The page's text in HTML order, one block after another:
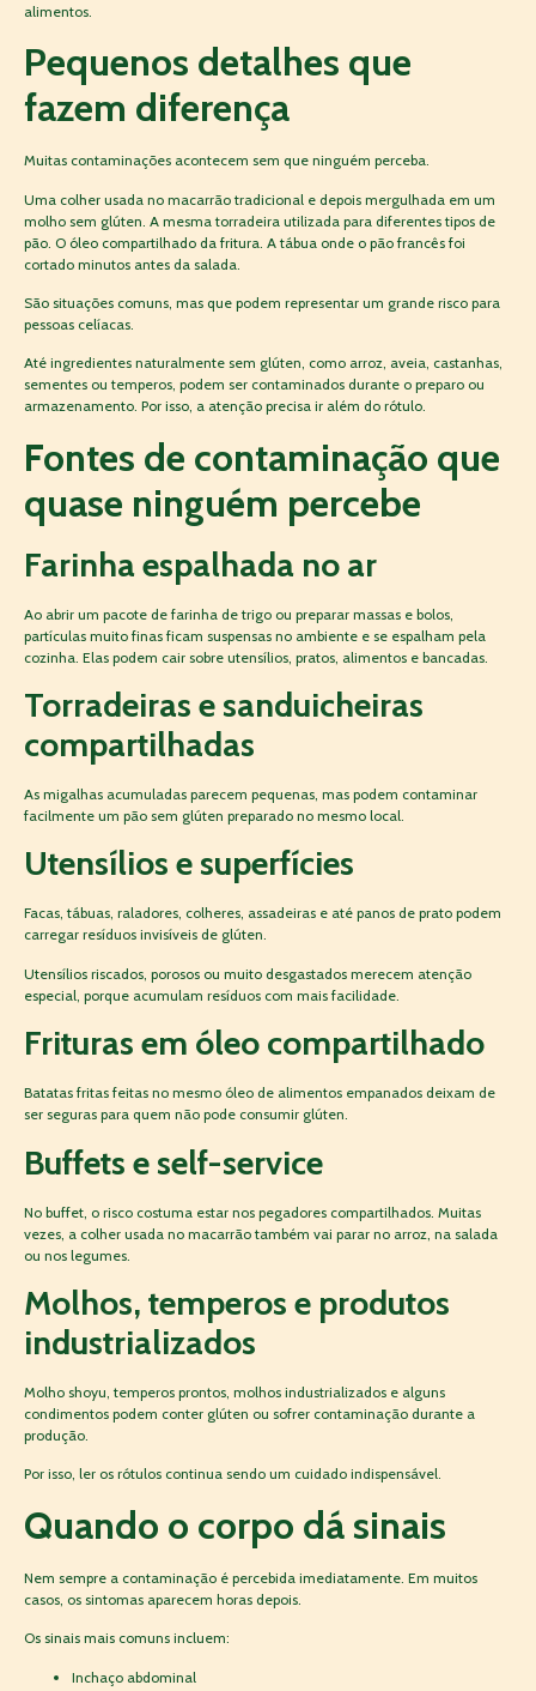
alimentos.
Pequenos detalhes que
fazem diferença
Muitas contaminações acontecem sem que ninguém perceba.
Uma colher usada no macarrão tradicional e depois mergulhada em um
molho sem glúten. A mesma torradeira utilizada para diferentes tipos de
pão. O óleo compartilhado da fritura. A tábua onde o pão francês foi
cortado minutos antes da salada.
São situações comuns, mas que podem representar um grande risco para
pessoas celíacas.
Até ingredientes naturalmente sem glúten, como arroz, aveia, castanhas,
sementes ou temperos, podem ser contaminados durante o preparo ou
armazenamento. Por isso, a atenção precisa ir além do rótulo.
Fontes de contaminação que
quase ninguém percebe
Farinha espalhada no ar
Ao abrir um pacote de farinha de trigo ou preparar massas e bolos,
partículas muito finas ficam suspensas no ambiente e se espalham pela
cozinha. Elas podem cair sobre utensílios, pratos, alimentos e bancadas.
Torradeiras e sanduicheiras
compartilhadas
As migalhas acumuladas parecem pequenas, mas podem contaminar
facilmente um pão sem glúten preparado no mesmo local.
Utensílios e superfícies
Facas, tábuas, raladores, colheres, assadeiras e até panos de prato podem
carregar resíduos invisíveis de glúten.
Utensílios riscados, porosos ou muito desgastados merecem atenção
especial, porque acumulam resíduos com mais facilidade.
Frituras em óleo compartilhado
Batatas fritas feitas no mesmo óleo de alimentos empanados deixam de
ser seguras para quem não pode consumir glúten.
Buffets e self-service
No buffet, o risco costuma estar nos pegadores compartilhados. Muitas
vezes, a colher usada no macarrão também vai parar no arroz, na salada
ou nos legumes.
Molhos, temperos e produtos
industrializados
Molho shoyu, temperos prontos, molhos industrializados e alguns
condimentos podem conter glúten ou sofrer contaminação durante a
produção.
Por isso, ler os rótulos continua sendo um cuidado indispensável.
Quando o corpo dá sinais
Nem sempre a contaminação é percebida imediatamente. Em muitos
casos, os sintomas aparecem horas depois.
Os sinais mais comuns incluem:
Inchaço abdominal